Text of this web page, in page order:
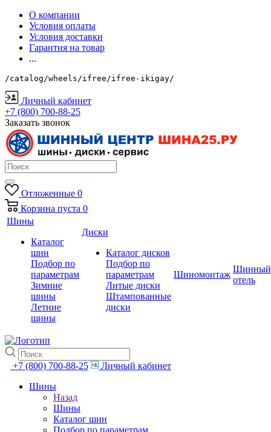
О компании
Условия оплаты
Условия доставки
Гарантия на товар
...
/catalog/wheels/ifree/ifree-ikigay/
Личный кабинет
+7 (800) 700-88-25
Заказать звонок
Отложенные 0
Корзина пуста 0
Шины
Каталог
шин
Подбор по
параметрам
Зимние
шины
Летние
шины
Диски
Каталог дисков
Подбор по
параметрам
Литые диски
Штампованные
диски
Шиномонтаж
Шинный
отель
+7 (800) 700-88-25
Личный кабинет
Шины
Назад
Шины
Каталог шин
Подбор по параметрам